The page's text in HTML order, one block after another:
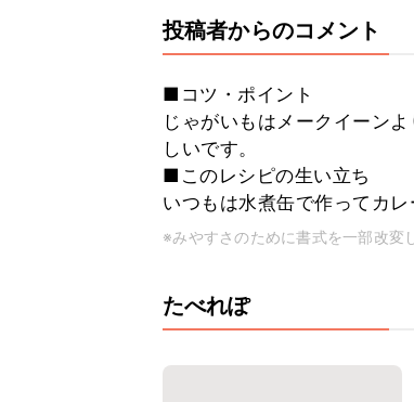
投稿者からのコメント
■コツ・ポイント
じゃがいもはメークイーン
しいです。
■このレシピの生い立ち
いつもは水煮缶で作ってカ
※みやすさのために書式を一部改変
たべれぽ